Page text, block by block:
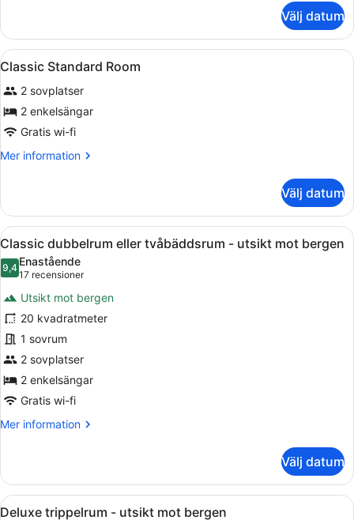
Queen
Room
Välj datum
Öppna
alla
foton
för
Classic
Standard
Room
Sängtillbehör av högsta kvalitet
2
Classic Standard Room
2 sovplatser
2 enkelsängar
Gratis wi-fi
Mer information
Mer
Standard
Room
Välj datum
Öppna
alla
foton
Classic
dubbelrum
eller
tvåbäddsrum
-
utsikt
mot
bergen
Ett hotellrum med en stor säng,
6
Classic dubbelrum eller tvåbäddsrum - utsikt mot bergen
9,49,4 av 10
Enastående
17 recensioner
(17 recensioner)
Utsikt mot bergen
20 kvadratmeter
1 sovrum
2 sovplatser
2 enkelsängar
Gratis wi-fi
Mer information
Mer
dubbelrum
eller
tvåbäddsrum
Välj datum
Öppna
Ett hotellrum med en stor säng,
9
Deluxe trippelrum - utsikt mot bergen